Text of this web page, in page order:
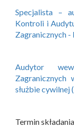
Specjalista –
Kontroli i
Zagranicznych -
Audytor
służbie cywilnej
Termin